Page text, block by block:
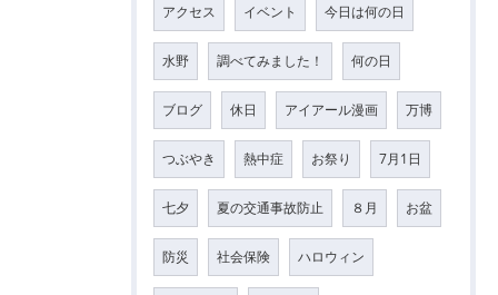
アクセス イベント 今日は何の日
水野 調べてみました！ 何の日
ブログ 休日 アイアール漫画 万博
つぶやき 熱中症 お祭り 7月1日
七夕 夏の交通事故防止 ８月 お盆
防災 社会保険 ハロウィン